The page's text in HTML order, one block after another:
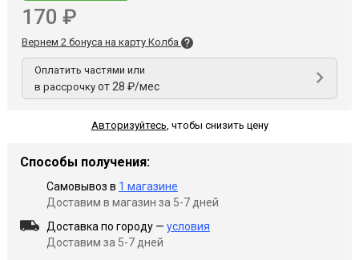
170 ₽
Вернем 2 бонуса на карту Колба
Оплатить частями или
в рассрочку от 28 ₽/мес
Авторизуйтесь, чтобы снизить цену
Способы получения:
Самовывоз в 1 магазине
Доставим в магазин за 5-7 дней
Доставка по городу — условия
Доставим за 5-7 дней